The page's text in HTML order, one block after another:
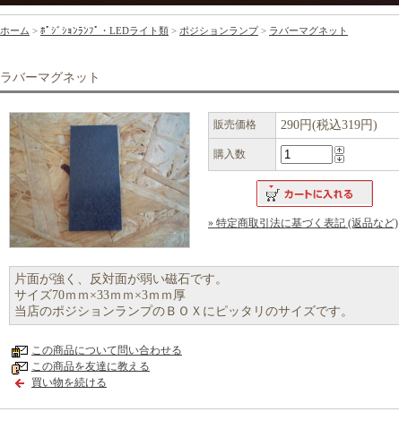
ホーム > ﾎﾟｼﾞｼｮﾝﾗﾝﾌﾟ・LEDライト類 > ポジションランプ> ラバーマグネット
ラバーマグネット
販売価格 290円(税込319円)
購入数
» 特定商取引法に基づく表記 (返品など)
片面が強く、反対面が弱い磁石です。
サイズ70ｍｍ×33ｍｍ×3ｍｍ厚
当店のポジションランプのＢＯＸにピッタリのサイズです。
この商品について問い合わせる
この商品を友達に教える
買い物を続ける